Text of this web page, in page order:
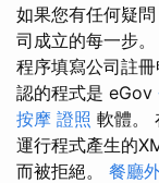
如果您有任何疑
司成立的每一步。
程序填寫公司註冊
認的程式是 eGov
按摩 證照 軟體。
運行程式產生的
而被拒絕。 餐廳